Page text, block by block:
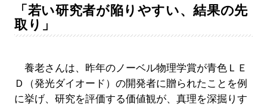
「若い研究者が陥りやすい、結果の先
取り」
養老さんは、昨年のノーベル物理学賞が青色ＬＥ
Ｄ（発光ダイオード）の開発者に贈られたことを例
に挙げ、研究を評価する価値観が、真理を深掘りす